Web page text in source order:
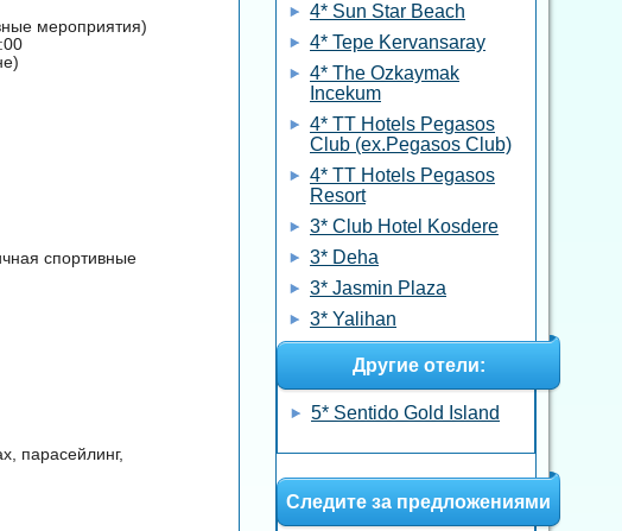
мероприятия)
спортивные
парасейлинг,
4* Sun Star Beach
4* Tepe Kervansaray
4* The Ozkaymak
Incekum
4* TT Hotels Pegasos
Club (ex.Pegasos Club)
4* TT Hotels Pegasos
Resort
3* Club Hotel Kosdere
3* Deha
3* Jasmin Plaza
3* Yalihan
Другие отели:
5* Sentido Gold Island
Следите за предложениями